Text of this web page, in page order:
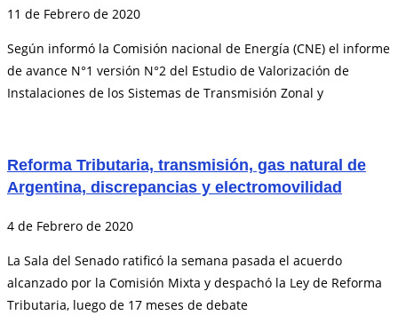
11 de Febrero de 2020
Según informó la Comisión nacional de Energía (CNE) el informe
de avance N°1 versión N°2 del Estudio de Valorización de
Instalaciones de los Sistemas de Transmisión Zonal y
Reforma Tributaria, transmisión, gas natural de
Argentina, discrepancias y electromovilidad
4 de Febrero de 2020
La Sala del Senado ratificó la semana pasada el acuerdo
alcanzado por la Comisión Mixta y despachó la Ley de Reforma
Tributaria, luego de 17 meses de debate